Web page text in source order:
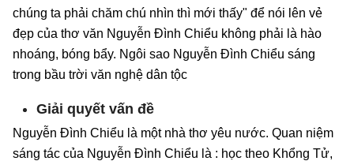
chúng ta phải chăm chú nhìn thì mới thấy" để nói lên vẻ
đẹp của thơ văn Nguyễn Đình Chiểu không phải là hào
nhoáng, bóng bẩy. Ngôi sao Nguyễn Đình Chiểu sáng
trong bầu trời văn nghệ dân tộc
Giải quyết vấn đề
Nguyễn Đình Chiểu là một nhà thơ yêu nước. Quan niệm
sáng tác của Nguyễn Đình Chiểu là : học theo Khổng Tử,